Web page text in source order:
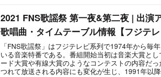
ダガールズ」のメンバーに大きな変更はない。
アナウンサーに入社1年目の新人・東留伽アナが抜
生です旅サラダ」で新人アナウンサーが起用される
初となった。2022年3月26日放送をもって生中継コ
ラッシャー板前が番組を卒業した。
2021 FNS歌謡祭 第一夜&第二夜 | 出演
歌唱曲・タイムテーブル情報【フジテレ
「FNS歌謡祭」はフジテレビ系列で1974年から毎
いる音楽特番である。番組開始当初は音楽大賞と
ード大賞や有線大賞のようなコンテストの内容だ
つれて放送される内容にも変化が生じ、1991年以